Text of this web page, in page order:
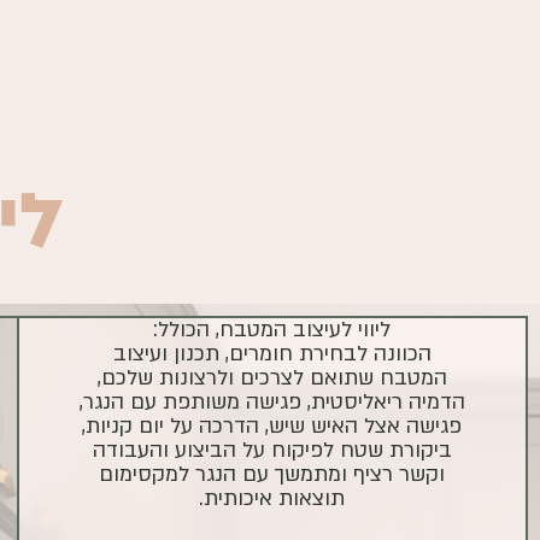
ליווי לעיצוב המטבח, הכולל:
הכוונה לבחירת חומרים, תכנון ועיצוב
המטבח שתואם לצרכים ולרצונות שלכם,
הדמיה ריאליסטית, פגישה משותפת עם הנגר,
פגישה אצל האיש שיש, הדרכה על יום קניות,
ביקורת שטח לפיקוח על הביצוע והעבודה
וקשר רציף ומתמשך עם הנגר למקסימום
תוצאות איכותית.